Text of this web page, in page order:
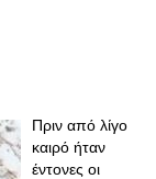
​Πριν από λίγο
καιρό ήταν
έντονες οι